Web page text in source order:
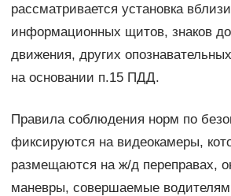
рассматривается установка
информационных щитов, знаков
движения, других
на основании п.15 ПДД.
Правила соблюдения норм по
фиксируются на видеокамеры,
размещаются на ж/д переправах,
маневры, совершаемые